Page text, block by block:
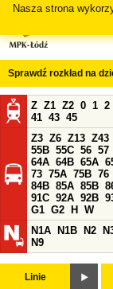
Nasza strona
Sprawdź rozkład na
Z Z1 Z2 0 1 2
41 43 45
Z3 Z6 Z13 Z43
55B 55C 56 57
64A 64B 65A
73 75A 75B 76
84B 85A 85B
91C 92A 92B
G1 G2 H
W
N1A
N1B N2
N9
Linie